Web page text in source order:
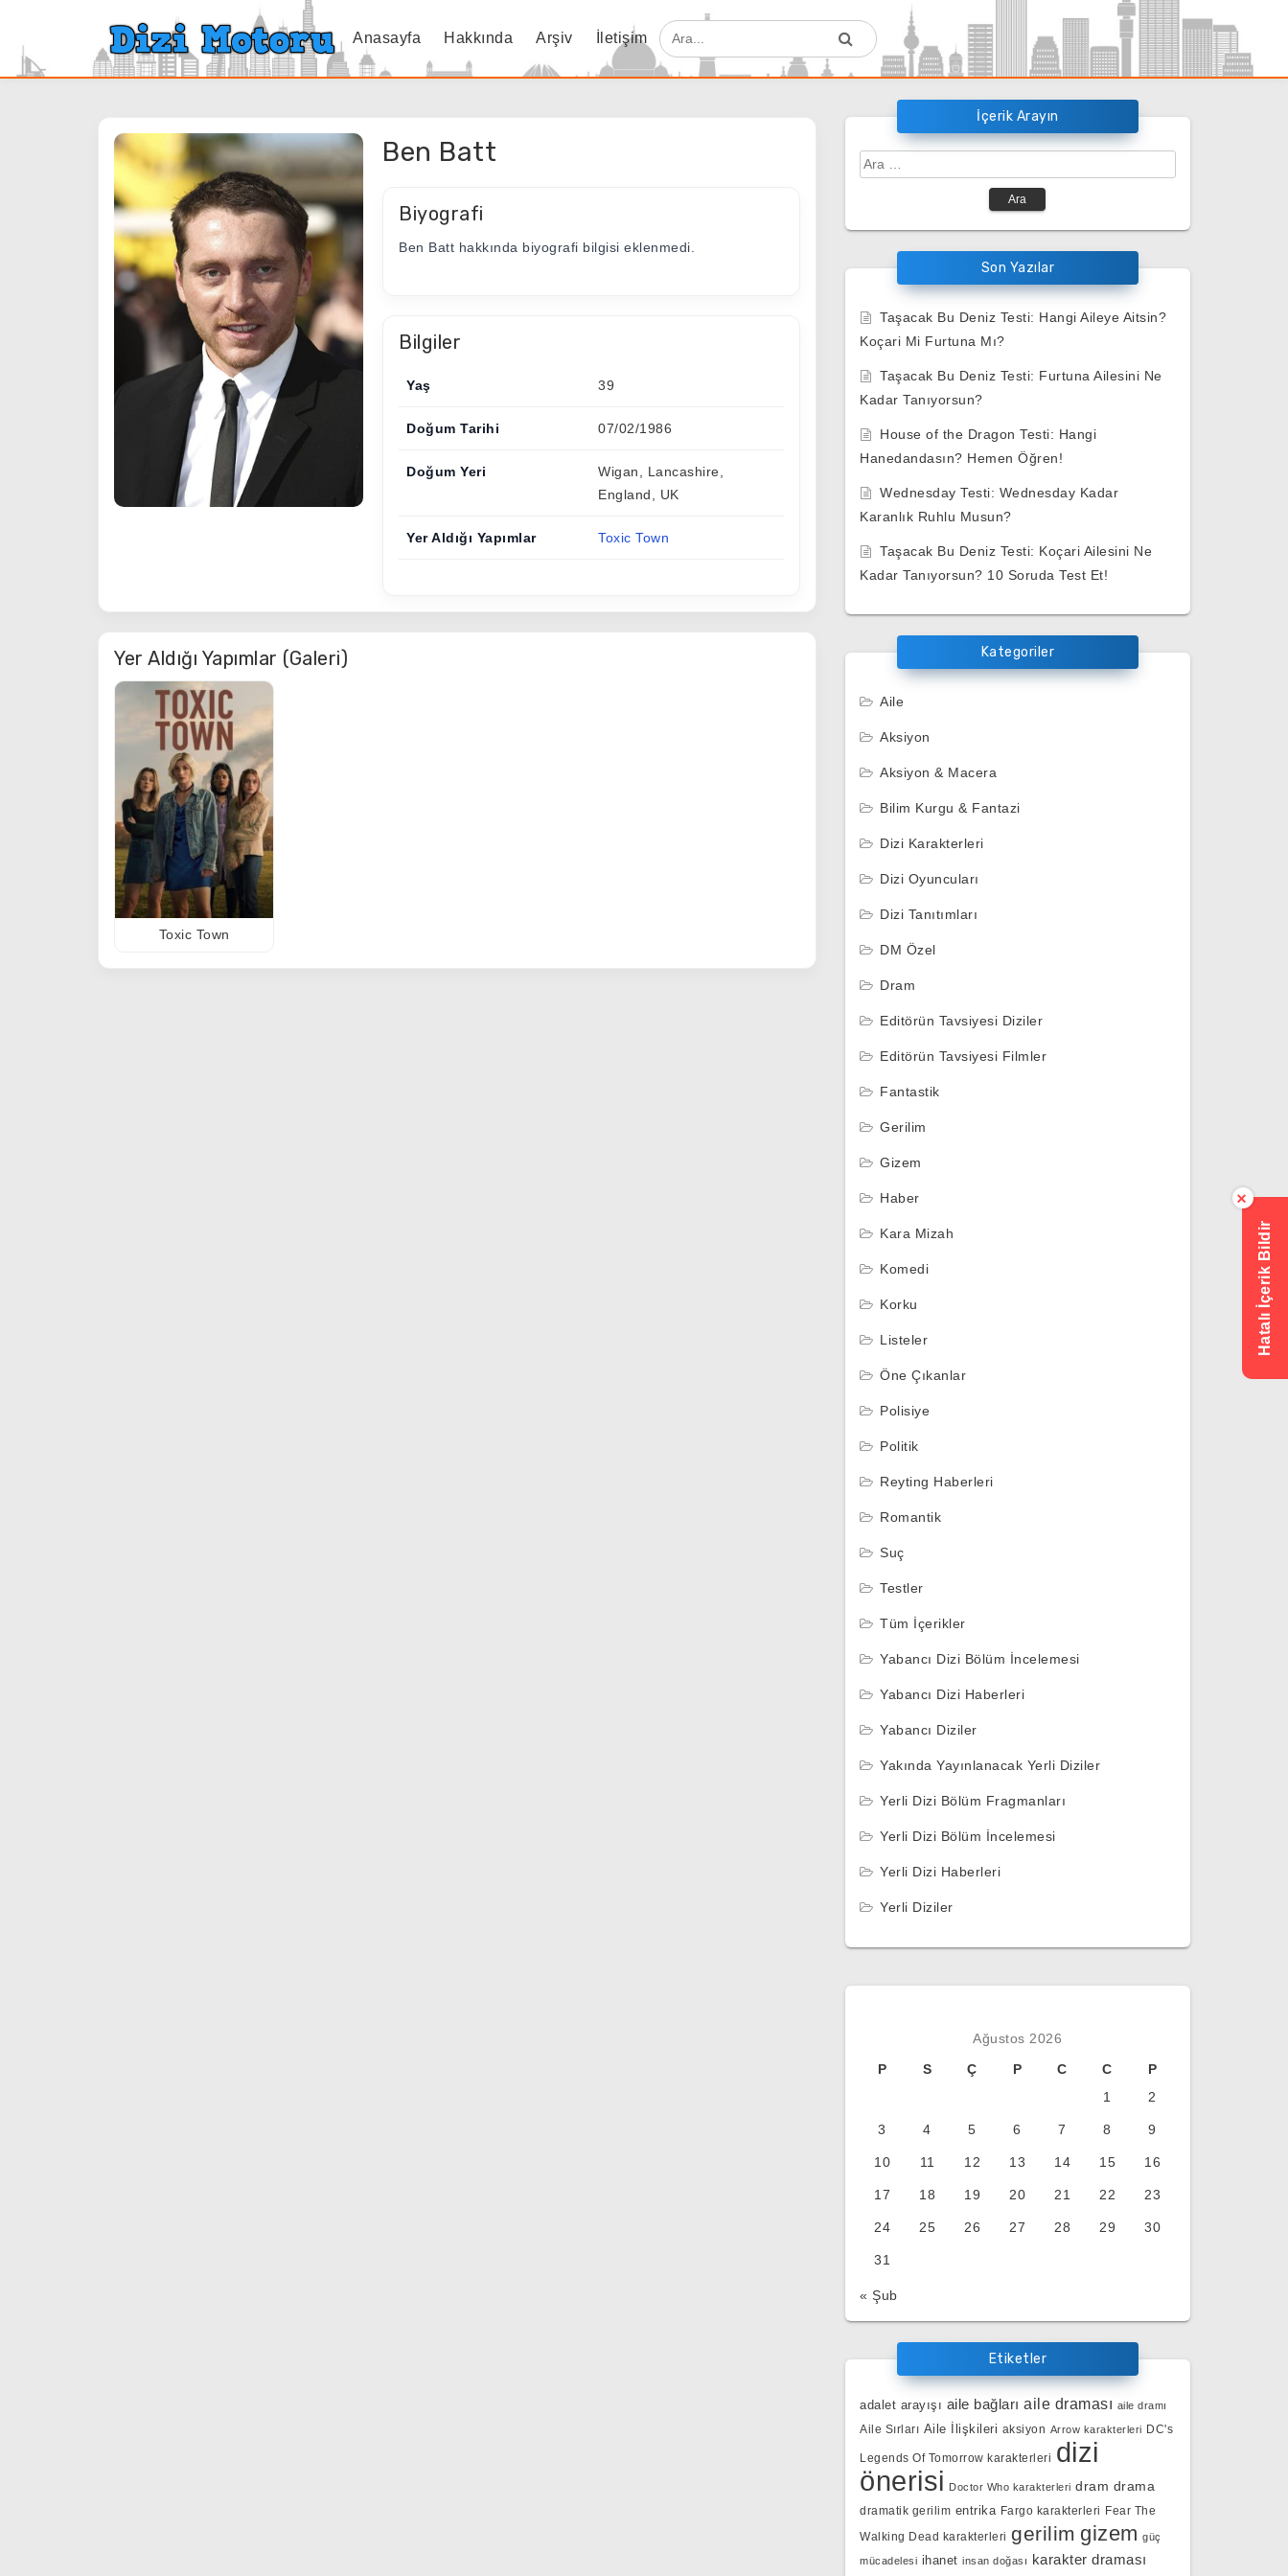
Anasayfa Hakkında Arşiv İletişim
Ben Batt
Biyografi
Ben Batt hakkında biyografi bilgisi eklenmedi.
Bilgiler
Yaş 39
Doğum Tarihi 07/02/1986
Doğum Yeri
Wigan, Lancashire,
England, UK
Yer Aldığı Yapımlar Toxic Town
Yer Aldığı Yapımlar (Galeri)
Toxic Town
İçerik Arayın
Arama:
Son Yazılar
Taşacak Bu Deniz Testi: Hangi Aileye Aitsin?
Koçari Mi Furtuna Mı?
Taşacak Bu Deniz Testi: Furtuna Ailesini Ne
Kadar Tanıyorsun?
House of the Dragon Testi: Hangi
Hanedandasın? Hemen Öğren!
Wednesday Testi: Wednesday Kadar
Karanlık Ruhlu Musun?
Taşacak Bu Deniz Testi: Koçari Ailesini Ne
Kadar Tanıyorsun? 10 Soruda Test Et!
Kategoriler
Aile
Aksiyon
Aksiyon & Macera
Bilim Kurgu & Fantazi
Dizi Karakterleri
Dizi Oyuncuları
Dizi Tanıtımları
DM Özel
Dram
Editörün Tavsiyesi Diziler
Editörün Tavsiyesi Filmler
Fantastik
Gerilim
Gizem
Haber
Kara Mizah
Komedi
Korku
Listeler
Öne Çıkanlar
Polisiye
Politik
Reyting Haberleri
Romantik
Suç
Testler
Tüm İçerikler
Yabancı Dizi Bölüm İncelemesi
Yabancı Dizi Haberleri
Yabancı Diziler
Yakında Yayınlanacak Yerli Diziler
Yerli Dizi Bölüm Fragmanları
Yerli Dizi Bölüm İncelemesi
Yerli Dizi Haberleri
Yerli Diziler
Ağustos 2026
P
S Ç P C C
P
1
2
3 4 5 6 7 8 9
10 11 12 13 14 15 16
17 18 19 20 21 22 23
24 25 26 27 28 29 30
31
« Şub
Etiketler
adalet arayışı aile bağları aile draması aile dramı
Aile Sırları Aile İlişkileri aksiyon Arrow karakterleri DC's
Legends Of Tomorrow karakterleri dizi
önerisi Doctor Who karakterleri dram drama
dramatik gerilim entrika Fargo karakterleri Fear The
Walking Dead karakterleri gerilim gizem güç
mücadelesi ihanet insan doğası karakter draması
Hatalı İçerik Bildir
×